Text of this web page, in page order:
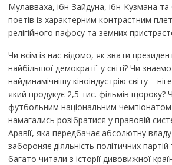
Мулавваха, ібн-Зайдуна, ібн-Кузмана та
поетів із характерним контрастним
релігійного пафосу та земних
Чи всім із нас відомо, як звати
найбільшої демократії у світі? Чи
найдинамічнішу кіноіндустрію світу –
який продукує 2,5 тис. фільмів щороку?
футбольним національним
намагались розібратися у правовій
Аравії, яка передбачає абсолютну
забороняє діяльність політичних
багато читали з історії дивовижної